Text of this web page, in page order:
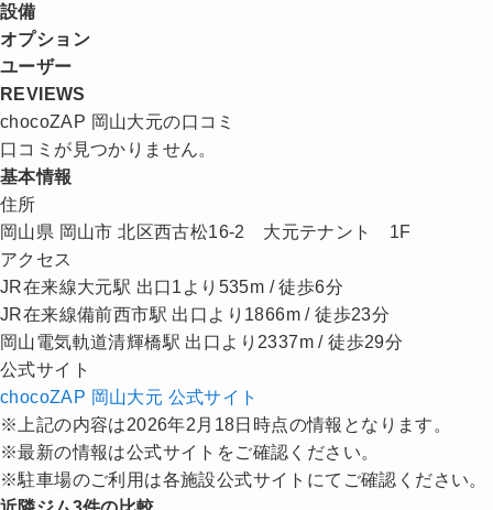
設備
オプション
ユーザー
REVIEWS
chocoZAP 岡山大元の口コミ
口コミが見つかりません。
基本情報
住所
岡山県 岡山市 北区西古松16-2 大元テナント 1F
アクセス
JR在来線大元駅 出口1より535m / 徒歩6分
JR在来線備前西市駅 出口より1866m / 徒歩23分
岡山電気軌道清輝橋駅 出口より2337m / 徒歩29分
公式サイト
chocoZAP 岡山大元 公式サイト
※上記の内容は2026年2月18日時点の情報となります。
※最新の情報は公式サイトをご確認ください。
※駐車場のご利用は各施設公式サイトにてご確認ください。